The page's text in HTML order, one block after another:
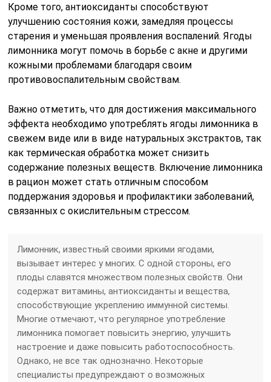
Кроме того, антиоксиданты способствуют
улучшению состояния кожи, замедляя процессы
старения и уменьшая проявления воспалений. Ягоды
лимонника могут помочь в борьбе с акне и другими
кожными проблемами благодаря своим
противовоспалительным свойствам.
Важно отметить, что для достижения максимального
эффекта необходимо употреблять ягоды лимонника в
свежем виде или в виде натуральных экстрактов, так
как термическая обработка может снизить
содержание полезных веществ. Включение лимонника
в рацион может стать отличным способом
поддержания здоровья и профилактики заболеваний,
связанных с окислительным стрессом.
Лимонник, известный своими яркими ягодами,
вызывает интерес у многих. С одной стороны, его
плоды славятся множеством полезных свойств. Они
содержат витамины, антиоксиданты и вещества,
способствующие укреплению иммунной системы.
Многие отмечают, что регулярное употребление
лимонника помогает повысить энергию, улучшить
настроение и даже повысить работоспособность.
Однако, не все так однозначно. Некоторые
специалисты предупреждают о возможных